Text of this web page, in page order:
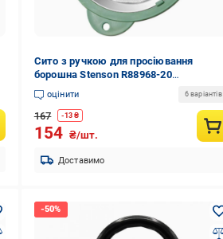
Сито з ручкою для просіювання
борошна Stenson R88968-20
нержавіюче 20 см (585341)
оцінити 6 варіантів
167 -13₴
154 ₴/шт.
Доставимо